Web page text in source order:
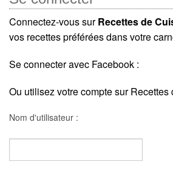
Connectez-vous surRecettes de
vos recettes préférées dans votre
Se connecter avec Facebook :
Ou utilisez votre compte sur Recettes
Nom d'utilisateur :